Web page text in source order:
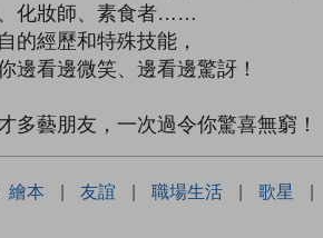
化妝師、素食者……
的經歷和特殊技能，
邊看邊微笑、邊看邊驚訝！
多藝朋友，一次過令你驚喜無窮！
繪本 | 友誼 | 職場生活 | 歌星 |